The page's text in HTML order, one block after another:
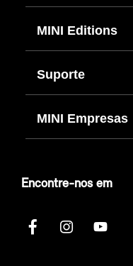
MINI Editions
Suporte
MINI Empresas
Encontre-nos em